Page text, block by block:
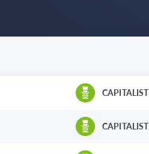
CAPITALIST
CAPITALIST